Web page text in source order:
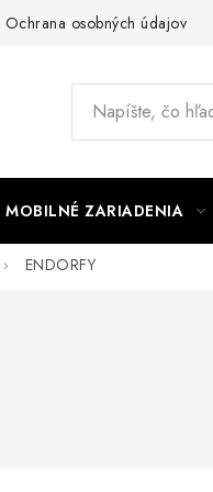
Ochrana osobných údajov
MOBILNÉ ZARIADENIA
ENDORFY